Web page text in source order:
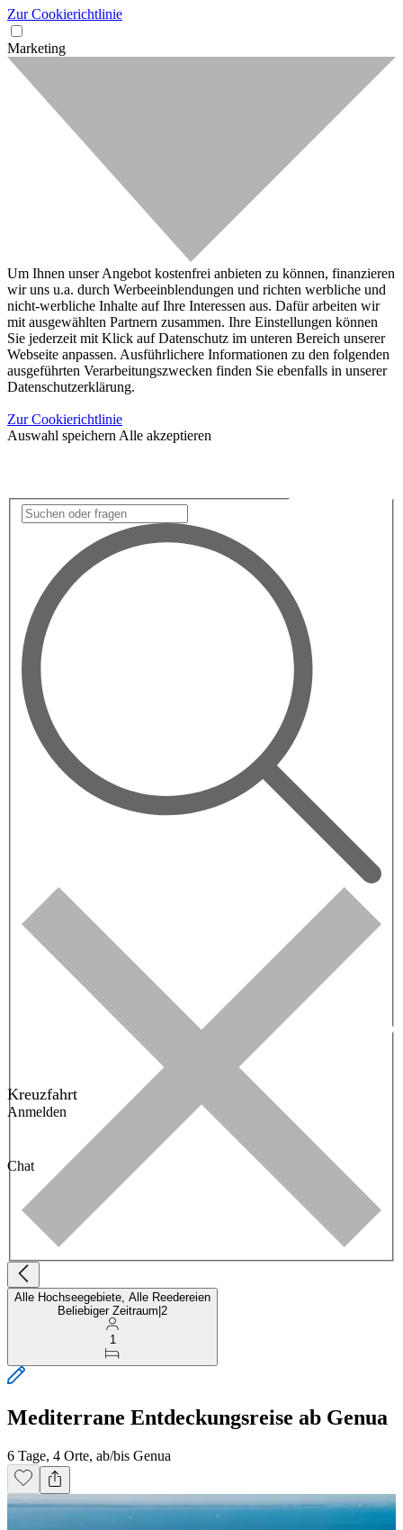
Zur Cookierichtlinie
Marketing
Um Ihnen unser Angebot kostenfrei anbieten zu können, finanzieren
wir uns u.a. durch Werbeeinblendungen und richten werbliche und
nicht-werbliche Inhalte auf Ihre Interessen aus. Dafür arbeiten wir
mit ausgewählten Partnern zusammen. Ihre Einstellungen können
Sie jederzeit mit Klick auf Datenschutz im unteren Bereich unserer
Webseite anpassen. Ausführlichere Informationen zu den folgenden
ausgeführten Verarbeitungszwecken finden Sie ebenfalls in unserer
Datenschutzerklärung.
Zur Cookierichtlinie
Auswahl speichern Alle akzeptieren
Kreuzfahrt
Anmelden
Chat
Alle Hochseegebiete, Alle Reedereien
Beliebiger Zeitraum 2
1
Mediterrane Entdeckungsreise ab Genua
6 Tage, 4 Orte, ab/bis Genua